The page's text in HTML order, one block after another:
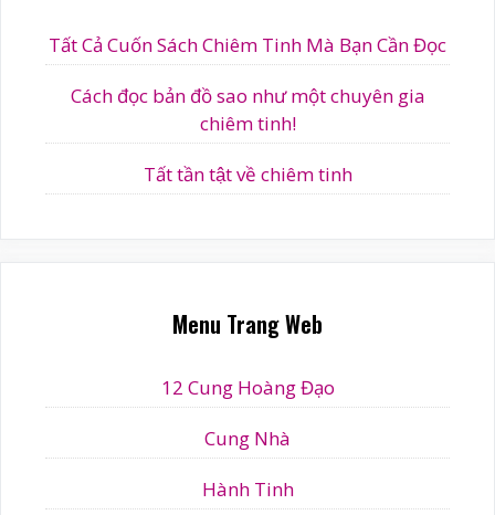
Tất Cả Cuốn Sách Chiêm Tinh Mà Bạn Cần Đọc
Cách đọc bản đồ sao như một chuyên gia
chiêm tinh!
Tất tần tật về chiêm tinh
Menu Trang Web
12 Cung Hoàng Đạo
Cung Nhà
Hành Tinh